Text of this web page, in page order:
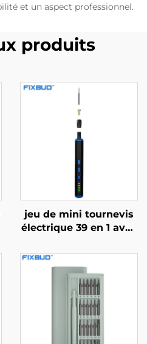
et un aspect professionnel.
produits
jeu de mini tournevis
électrique 39 en 1 avec